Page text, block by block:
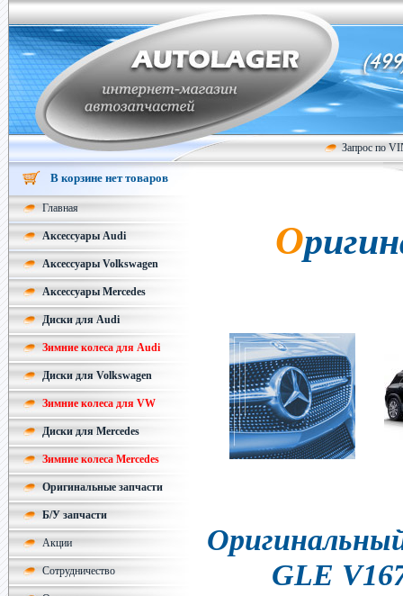
Запрос по
В корзине нет товаров
Главная
Аксессуары Audi
Аксессуары Volkswagen
Аксессуары Mercedes
Диски для Audi
Зимние колеса для Audi
Диски для Volkswagen
Зимние колеса для VW
Диски для Mercedes
Зимние колеса Mercedes
Оригинальные запчасти
Б/У запчасти
Акции
Сотрудничество
Оригинальные колесные диски
GLE